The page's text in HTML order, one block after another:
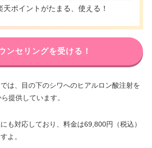
天ポイントがたまる、使える！
ンセリングを受ける！
は、目の下のシワへのヒアルロン酸注射を
提供しています。
も対応しており、料金は69,800円（税込）
よ。